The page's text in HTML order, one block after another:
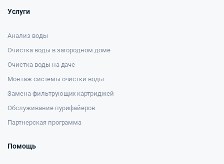
Услуги
Анализ воды
Очистка воды в загородном доме
Очистка воды на даче
Монтаж системы очистки воды
Замена фильтрующих картриджей
Обслуживание пурифайеров
Партнерская программа
Помощь